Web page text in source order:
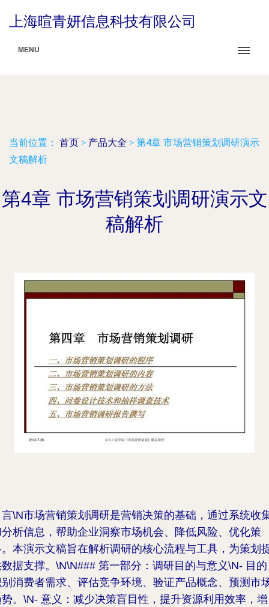
上海暄青妍信息科技有限公司
MENU
当前位置： 首页 > 产品大全 > 第4章 市场营销策划调研演示
文稿解析
第4章 市场营销策划调研演示文
稿解析
\N市场营销策划调研是营销决策的基础，通过系统收
析信息，帮助企业洞察市场机会、降低风险、优化策
本演示文稿旨在解析调研的核心流程与工具，为策划
据支撑。\N\N### 第一部分：调研目的与意义\N- 目的
消费者需求、评估竞争环境、验证产品概念、预测市
。\N- 意义 ：减少决策盲目性，提升资源利用效率，增